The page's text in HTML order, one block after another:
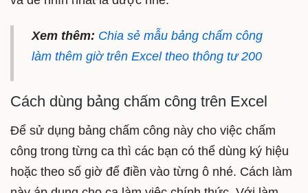
Xem thêm: Chia sẻ mẫu bảng chấm công
làm thêm giờ trên Excel theo thông tư 200
Cách dùng bảng chấm công trên Excel
Để sử dụng bảng chấm công này cho việc chấm
công trong từng ca thì các bạn có thể dùng ký hiệu
hoặc theo số giờ để điền vào từng ô nhé. Cách làm